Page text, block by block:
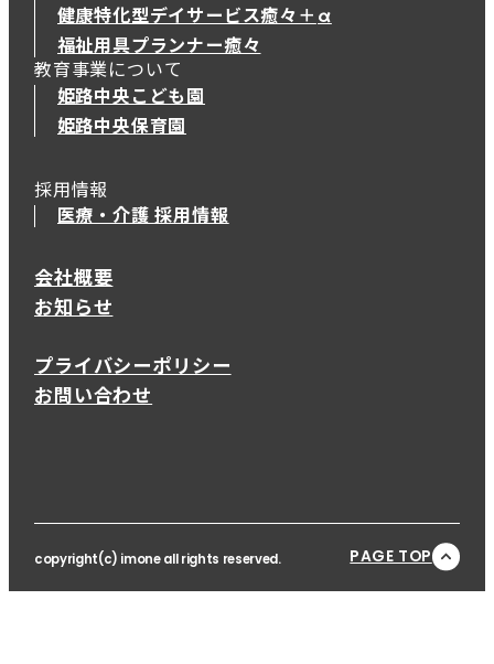
健康特化型デイサービス癒々＋ α
健康特化型デイサービス癒々＋
福祉用具プランナー癒々
教育事業について
姫路中央こども園
姫路中央保育園
採用情報
医療・介護 採用情報
会社概要
お知らせ
プライバシーポリシー
お問い合わせ
copyright(c) imone all rights reserved. PAGE TOP